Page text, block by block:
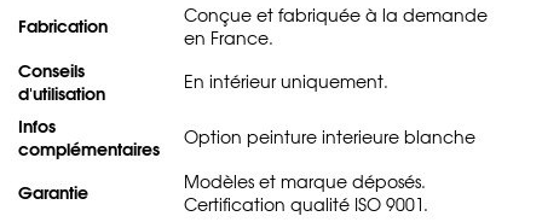
Fabrication
Conçue et fabriquée à la demande
en France.
Conseils
d'utilisation
En intérieur uniquement.
Infos
complémentaires
Option peinture interieure blanche
Garantie
Modèles et marque déposés.
Certification qualité ISO 9001.